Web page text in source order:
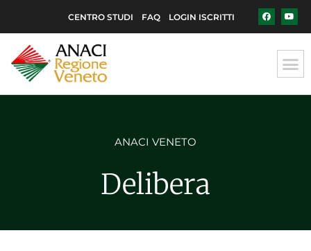
CENTRO STUDI FAQ LOGIN ISCRITTI
ANACI VENETO
Delibera